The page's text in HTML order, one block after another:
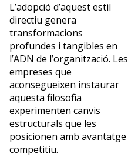
L’adopció d’aquest estil
directiu genera
transformacions
profundes i tangibles en
l’ADN de l’organització. Les
empreses que
aconsegueixen instaurar
aquesta filosofia
experimenten canvis
estructurals que les
posicionen amb avantatge
competitiu.